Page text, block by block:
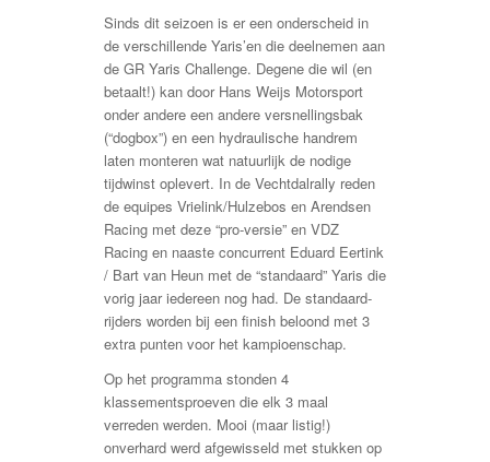
Sinds dit seizoen is er een onderscheid in
de verschillende Yaris’en die deelnemen aan
de GR Yaris Challenge. Degene die wil (en
betaalt!) kan door Hans Weijs Motorsport
onder andere een andere versnellingsbak
(“dogbox”) en een hydraulische handrem
laten monteren wat natuurlijk de nodige
tijdwinst oplevert. In de Vechtdalrally reden
de equipes Vrielink/Hulzebos en Arendsen
Racing met deze “pro-versie” en VDZ
Racing en naaste concurrent Eduard Eertink
/ Bart van Heun met de “standaard” Yaris die
vorig jaar iedereen nog had. De standaard-
rijders worden bij een finish beloond met 3
extra punten voor het kampioenschap.
Op het programma stonden 4
klassementsproeven die elk 3 maal
verreden werden. Mooi (maar listig!)
onverhard werd afgewisseld met stukken op